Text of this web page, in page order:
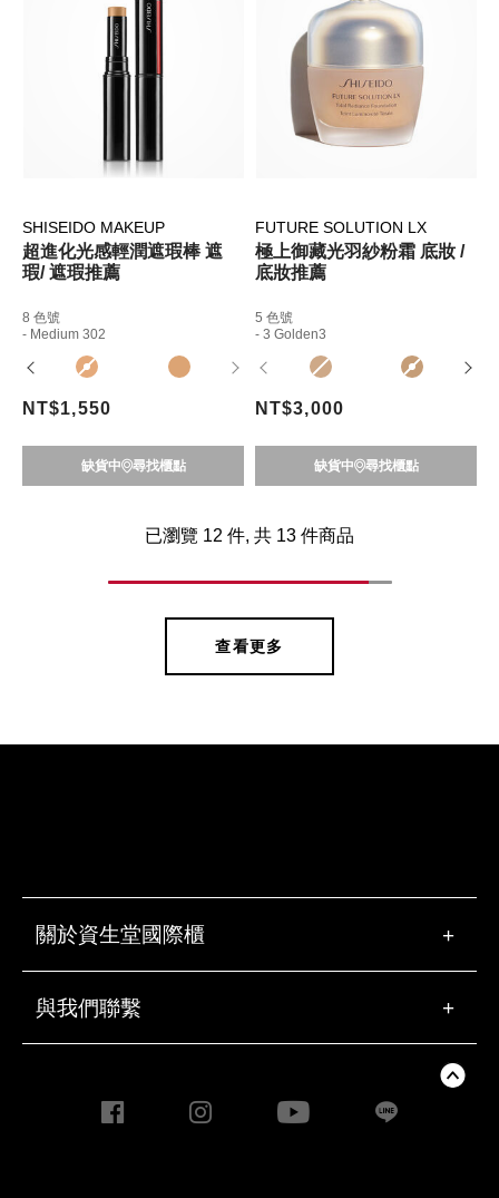
SHISEIDO MAKEUP
超進化光感輕潤遮瑕棒 遮
瑕/ 遮瑕推薦
8 色號
- Medium 302
NT$1,550
缺貨中 尋找櫃點
FUTURE SOLUTION LX
極上御藏光羽紗粉霜 底妝 /
底妝推薦
5 色號
- 3 Golden3
NT$3,000
缺貨中 尋找櫃點
已瀏覽 12 件, 共 13 件商品
查看更多
關於資生堂國際櫃 +
與我們聯繫 +